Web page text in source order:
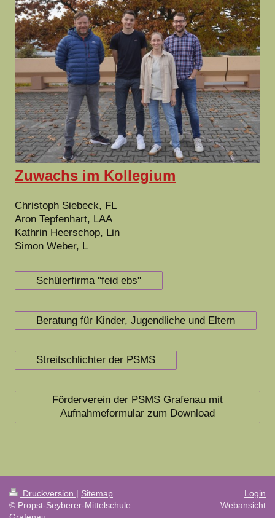
Zuwachs im Kollegium
Christoph Siebeck, FL
Aron Tepfenhart, LAA
Kathrin Heerschop, Lin
Simon Weber, L
Schülerfirma "feid ebs"
Beratung für Kinder, Jugendliche und Eltern
Streitschlichter der PSMS
Förderverein der PSMS Grafenau mit
Aufnahmeformular zum Download
Druckversion | Sitemap
© Propst-Seyberer-Mittelschule
Login
Webansicht